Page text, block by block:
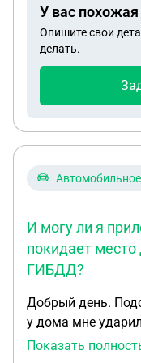
У вас похожая
Опишите свои
делать.
И могу ли я
покидает
ГИБДД?
Добрый день.
у дома мне
автомобиль,я
Показать